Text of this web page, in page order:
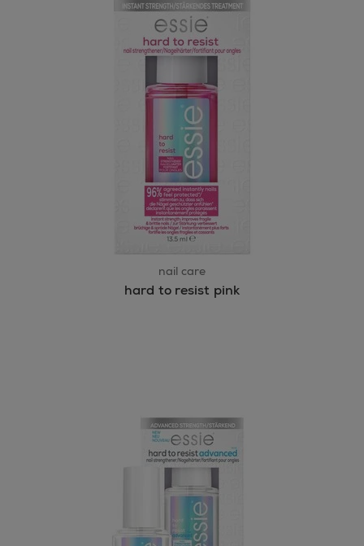
nail care
hard to resist pink